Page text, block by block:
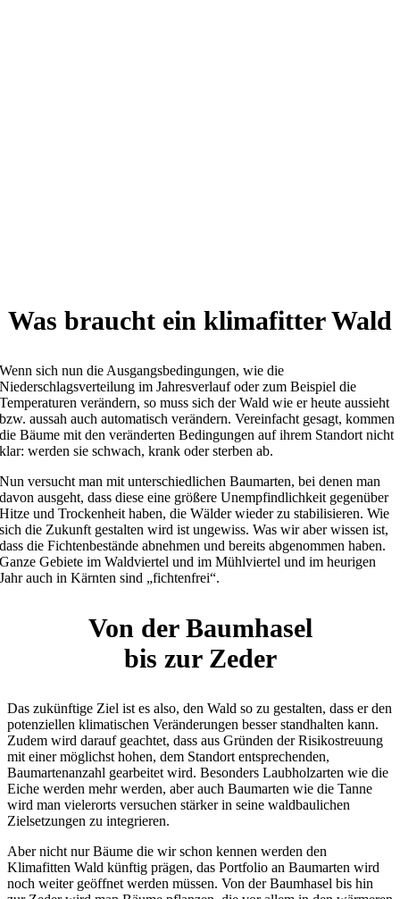
Was braucht ein klimafitter Wald
Wenn sich nun die Ausgangsbedingungen, wie die
Niederschlagsverteilung im Jahresverlauf oder zum Beispiel die
Temperaturen verändern, so muss sich der Wald wie er heute aussieht
bzw. aussah auch automatisch verändern. Vereinfacht gesagt, kommen
die Bäume mit den veränderten Bedingungen auf ihrem Standort nicht
klar: werden sie schwach, krank oder sterben ab.
Nun versucht man mit unterschiedlichen Baumarten, bei denen man
davon ausgeht, dass diese eine größere Unempfindlichkeit gegenüber
Hitze und Trockenheit haben, die Wälder wieder zu stabilisieren. Wie
sich die Zukunft gestalten wird ist ungewiss. Was wir aber wissen ist,
dass die Fichtenbestände abnehmen und bereits abgenommen haben.
Ganze Gebiete im Waldviertel und im Mühlviertel und im heurigen
Jahr auch in Kärnten sind „fichtenfrei“.
Von der Baumhasel
bis zur Zeder
Das zukünftige Ziel ist es also, den Wald so zu gestalten, dass er den
potenziellen klimatischen Veränderungen besser standhalten kann.
Zudem wird darauf geachtet, dass aus Gründen der Risikostreuung
mit einer möglichst hohen, dem Standort entsprechenden,
Baumartenanzahl gearbeitet wird. Besonders Laubholzarten wie die
Eiche werden mehr werden, aber auch Baumarten wie die Tanne
wird man vielerorts versuchen stärker in seine waldbaulichen
Zielsetzungen zu integrieren.
Aber nicht nur Bäume die wir schon kennen werden den
Klimafitten Wald künftig prägen, das Portfolio an Baumarten wird
noch weiter geöffnet werden müssen. Von der Baumhasel bis hin